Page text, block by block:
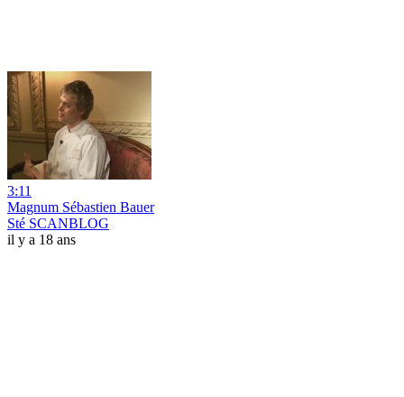
3:11
Magnum Sébastien Bauer
Sté SCANBLOG
il y a 18 ans